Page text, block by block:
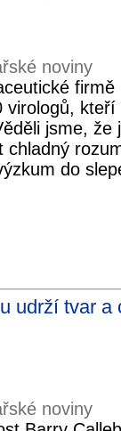
noviny
virologů,
jsme, že
chladný
do
udrží tvar
noviny